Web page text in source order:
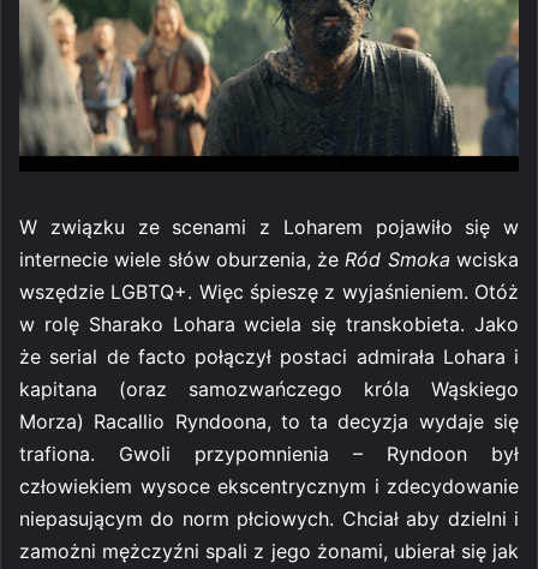
W związku ze scenami z Loharem pojawiło się w
internecie wiele słów oburzenia, że Ród Smoka wciska
wszędzie LGBTQ+. Więc śpieszę z wyjaśnieniem. Otóż
w rolę Sharako Lohara wciela się transkobieta. Jako
że serial de facto połączył postaci admirała Lohara i
kapitana (oraz samozwańczego króla Wąskiego
Morza) Racallio Ryndoona, to ta decyzja wydaje się
trafiona. Gwoli przypomnienia – Ryndoon był
człowiekiem wysoce ekscentrycznym i zdecydowanie
niepasującym do norm płciowych. Chciał aby dzielni i
zamożni mężczyźni spali z jego żonami, ubierał się jak